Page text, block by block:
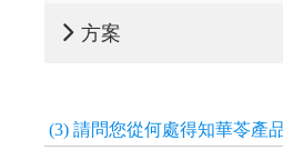
方案
(3) 請問您從何處得知華苓產